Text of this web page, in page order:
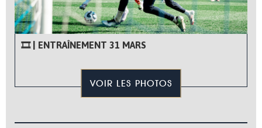
🎞 | ENTRAÎNEMENT 31 MARS
VOIR LES PHOTOS